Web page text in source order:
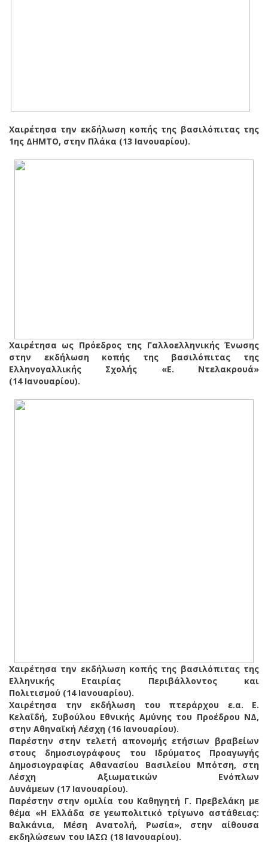
Χαιρέτησα την εκδήλωση κοπής της βασιλόπιτας της
1ης ΔΗΜΤΟ, στην Πλάκα (13 Ιανουαρίου).
Χαιρέτησα ως Πρόεδρος της Γαλλοελληνικής Ένωσης
στην εκδήλωση κοπής της βασιλόπιτας της
Ελληνογαλλικής Σχολής «Ε. Ντελακρουά»
(14 Ιανουαρίου).
Χαιρέτησα την εκδήλωση κοπής της βασιλόπιτας της
Ελληνικής Εταιρίας Περιβάλλοντος και
Πολιτισμού (14 Ιανουαρίου).
Χαιρέτησα την εκδήλωση του πτεράρχου ε.α. Ε.
Κελαϊδή, Συβούλου Εθνικής Αμύνης του Προέδρου ΝΔ,
στην Αθηναϊκή Λέσχη (16 Ιανουαρίου).
Παρέστην στην τελετή απονομής ετήσιων βραβείων
στους δημοσιογράφους του Ιδρύματος Προαγωγής
Δημοσιογραφίας Αθανασίου Βασιλείου Μπότση, στη
Λέσχη Αξιωματικών Ενόπλων
Δυνάμεων (17 Ιανουαρίου).
Παρέστην στην ομιλία του Καθηγητή Γ. Πρεβελάκη με
θέμα «Η Ελλάδα σε γεωπολιτικό τρίγωνο αστάθειας:
Βαλκάνια, Μέση Ανατολή, Ρωσία», στην αίθουσα
εκδηλώσεων του ΙΑΣΩ (18 Ιανουαρίου).